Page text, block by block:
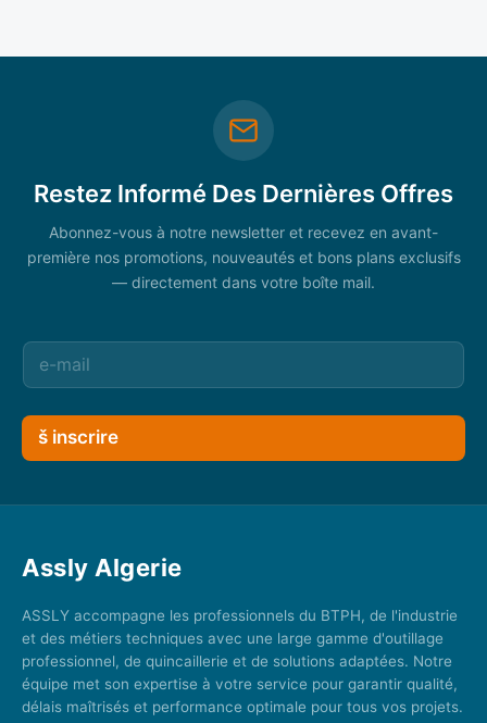
Restez Informé Des Dernières Offres
Abonnez-vous à notre newsletter et recevez en avant-
première nos promotions, nouveautés et bons plans exclusifs
— directement dans votre boîte mail.
š inscrire
Assly Algerie
ASSLY accompagne les professionnels du BTPH, de l'industrie
et des métiers techniques avec une large gamme d'outillage
professionnel, de quincaillerie et de solutions adaptées. Notre
équipe met son expertise à votre service pour garantir qualité,
délais maîtrisés et performance optimale pour tous vos projets.